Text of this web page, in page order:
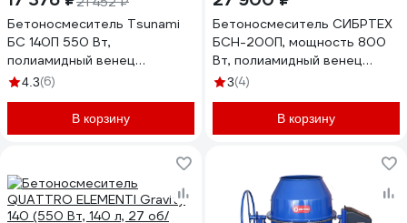
Бетоносмеситель Tsunami
БС 140П 550 Вт,
полиамидный венец
I1061231000141
4.3(6)
В корзину
Бетоносмеситель СИБРТЕХ
БСН-200П, мощность 800
Вт, полиамидный венец
95519
3(4)
В корзину